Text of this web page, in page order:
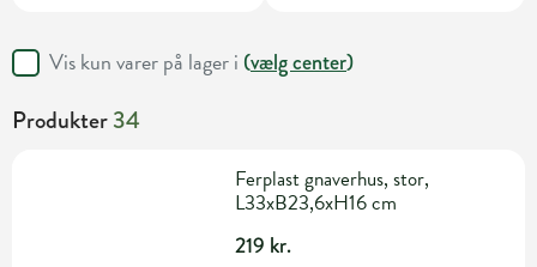
Vis kun varer på lager i (vælg center)
Produkter34
Ferplast gnaverhus, stor,
L33xB23,6xH16 cm
219 kr.